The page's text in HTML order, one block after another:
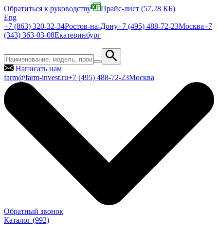
Обратиться к руководству Прайс-лист (57.28 КБ)
Eng
+7 (863) 320-32-34Ростов-на-Дону+7 (495) 488-72-23Москва+7
(343) 363-03-08Екатеринбург
Написать нам
farm@farm-invest.ru+7 (495) 488-72-23Москва
Обратный звонок
Каталог (992)